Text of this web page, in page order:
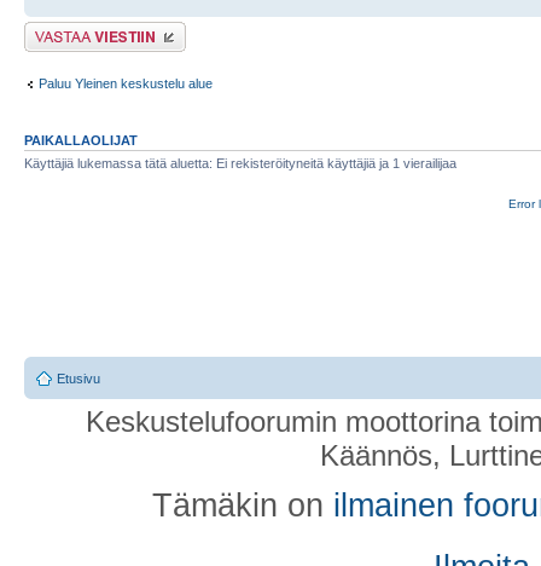
Lähetä vastaus
Paluu Yleinen keskustelu alue
PAIKALLAOLIJAT
Käyttäjiä lukemassa tätä aluetta: Ei rekisteröityneitä käyttäjiä ja 1 vierailijaa
Error
Etusivu
Keskustelufoorumin moottorina
Käännös,
Tämäkin on ilmainen